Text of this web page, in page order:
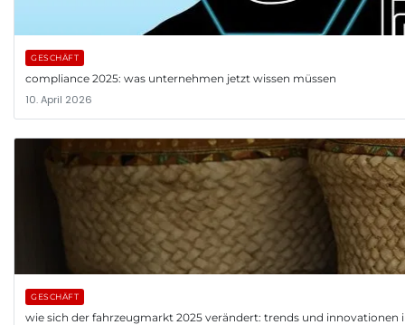
GESCHÄFT
compliance 2025: was unternehmen jetzt wissen müssen
10. April 2026
GESCHÄFT
wie sich der fahrzeugmarkt 2025 verändert: trends und innovationen